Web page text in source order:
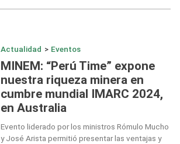
Actualidad > Eventos
MINEM: “Perú Time” expone
nuestra riqueza minera en
cumbre mundial IMARC 2024,
en Australia
Evento liderado por los ministros Rómulo Mucho
y José Arista permitió presentar las ventajas y